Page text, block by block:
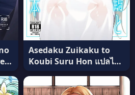
Asedaku Zuikaku to
Koubi Suru Hon แปลไทย
[Solo Play (Gaffe
Takaman)]